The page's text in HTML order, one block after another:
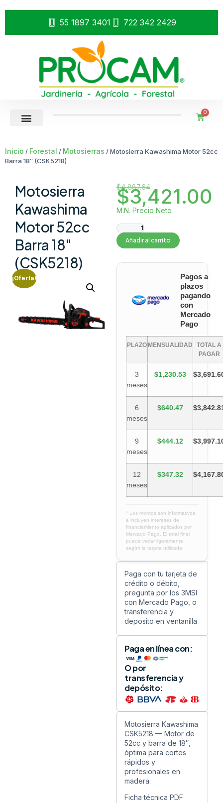
55 1897 3401 722 342 2429
0
Inicio / Forestal / Motosierras / Motosierra Kawashima Motor 52cc
Barra 18″ (CSK5218)
Motosierra
Kawashima
Motor 52cc
Barra 18″
(CSK5218)
¡Oferta!
$4,887.64
$3,421.00
M.N. Precio Neto
Añadir al carrito
Pagos a
plazos
pagando
con
Mercado
Pago
PLAZO MENSUALIDAD
TOTAL A
PAGAR
3
meses
$1,230.53
6
meses
$640.47
9
meses
$444.12
12
meses
$347.32
* Los montos son informativos
e incluyen intereses de
financiamiento aplicados por
Mercado Pago. El total final
puede variar ligeramente
según la tarjeta utilizada.
Paga con tu tarjeta de
crédito o débito,
pregunta por los 3MSI
con Mercado Pago, o
transferencia y
deposito en ventanilla
Paga en línea con:
O por
transferencia y
depósito:
Motosierra Kawashima
CSK5218 — Motor de
52cc y barra de 18″,
óptima para cortes
rápidos y
profesionales en
madera.
Ficha técnica PDF